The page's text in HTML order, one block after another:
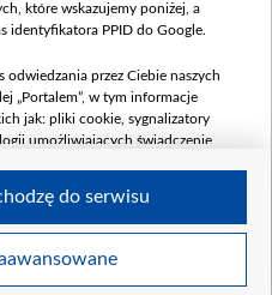
które wskazujemy poniżej, a
identyfikatora PPID do Google.
odwiedzania przez Ciebie naszych
„Portalem”, w tym informacje
jak: pliki cookie, sygnalizatory
umożliwiających świadczenie
odwiedzania przez Ciebie
do serwisu